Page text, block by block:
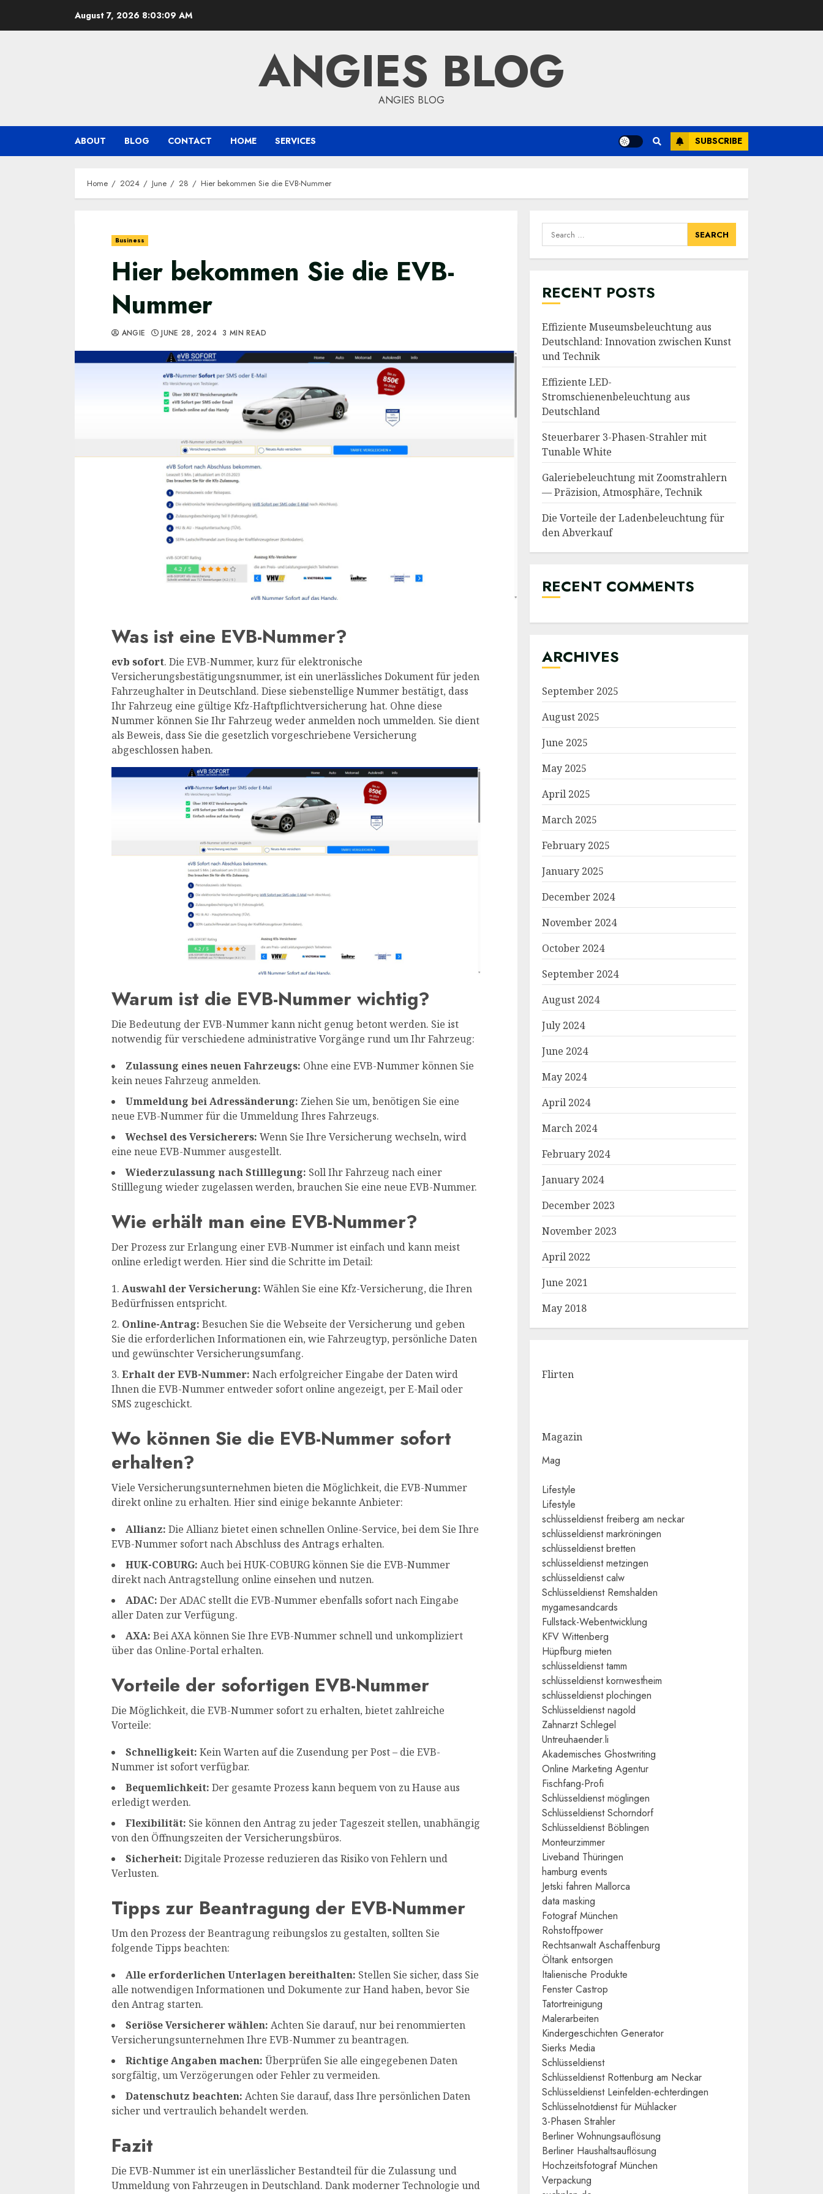
August 7, 2026 8:03:10 AM
ANGIES BLOG
ANGIES BLOG
ABOUT BLOG CONTACT HOME SERVICES SUBSCRIBE
Home 2024 June 28 Hier bekommen Sie die EVB-Nummer
Business
Hier bekommen Sie die EVB-
Nummer
ANGIE JUNE 28, 2024 3 MIN READ
Was ist eine EVB-Nummer?
evb sofort. Die EVB-Nummer, kurz für elektronische
Versicherungsbestätigungsnummer, ist ein unerlässliches Dokument für jeden
Fahrzeughalter in Deutschland. Diese siebenstellige Nummer bestätigt, dass
Ihr Fahrzeug eine gültige Kfz-Haftpflichtversicherung hat. Ohne diese
Nummer können Sie Ihr Fahrzeug weder anmelden noch ummelden. Sie dient
als Beweis, dass Sie die gesetzlich vorgeschriebene Versicherung
abgeschlossen haben.
Warum ist die EVB-Nummer wichtig?
Die Bedeutung der EVB-Nummer kann nicht genug betont werden. Sie ist
notwendig für verschiedene administrative Vorgänge rund um Ihr Fahrzeug:
Zulassung eines neuen Fahrzeugs: Ohne eine EVB-Nummer können Sie
kein neues Fahrzeug anmelden.
Ummeldung bei Adressänderung: Ziehen Sie um, benötigen Sie eine
neue EVB-Nummer für die Ummeldung Ihres Fahrzeugs.
Wechsel des Versicherers: Wenn Sie Ihre Versicherung wechseln, wird
eine neue EVB-Nummer ausgestellt.
Wiederzulassung nach Stilllegung: Soll Ihr Fahrzeug nach einer
Stilllegung wieder zugelassen werden, brauchen Sie eine neue EVB-Nummer.
Wie erhält man eine EVB-Nummer?
Der Prozess zur Erlangung einer EVB-Nummer ist einfach und kann meist
online erledigt werden. Hier sind die Schritte im Detail:
Auswahl der Versicherung: Wählen Sie eine Kfz-Versicherung, die Ihren
Bedürfnissen entspricht.
Online-Antrag: Besuchen Sie die Webseite der Versicherung und geben
Sie die erforderlichen Informationen ein, wie Fahrzeugtyp, persönliche Daten
und gewünschter Versicherungsumfang.
Erhalt der EVB-Nummer: Nach erfolgreicher Eingabe der Daten wird
Ihnen die EVB-Nummer entweder sofort online angezeigt, per E-Mail oder
SMS zugeschickt.
Wo können Sie die EVB-Nummer sofort
erhalten?
Viele Versicherungsunternehmen bieten die Möglichkeit, die EVB-Nummer
direkt online zu erhalten. Hier sind einige bekannte Anbieter:
Allianz: Die Allianz bietet einen schnellen Online-Service, bei dem Sie Ihre
EVB-Nummer sofort nach Abschluss des Antrags erhalten.
HUK-COBURG: Auch bei HUK-COBURG können Sie die EVB-Nummer
direkt nach Antragstellung online einsehen und nutzen.
ADAC: Der ADAC stellt die EVB-Nummer ebenfalls sofort nach Eingabe
aller Daten zur Verfügung.
AXA: Bei AXA können Sie Ihre EVB-Nummer schnell und unkompliziert
über das Online-Portal erhalten.
Vorteile der sofortigen EVB-Nummer
Die Möglichkeit, die EVB-Nummer sofort zu erhalten, bietet zahlreiche
Vorteile:
Schnelligkeit: Kein Warten auf die Zusendung per Post – die EVB-
Nummer ist sofort verfügbar.
Bequemlichkeit: Der gesamte Prozess kann bequem von zu Hause aus
erledigt werden.
Flexibilität: Sie können den Antrag zu jeder Tageszeit stellen, unabhängig
von den Öffnungszeiten der Versicherungsbüros.
Sicherheit: Digitale Prozesse reduzieren das Risiko von Fehlern und
Verlusten.
Tipps zur Beantragung der EVB-Nummer
Um den Prozess der Beantragung reibungslos zu gestalten, sollten Sie
folgende Tipps beachten:
Alle erforderlichen Unterlagen bereithalten: Stellen Sie sicher, dass Sie
alle notwendigen Informationen und Dokumente zur Hand haben, bevor Sie
den Antrag starten.
Seriöse Versicherer wählen: Achten Sie darauf, nur bei renommierten
Versicherungsunternehmen Ihre EVB-Nummer zu beantragen.
Richtige Angaben machen: Überprüfen Sie alle eingegebenen Daten
sorgfältig, um Verzögerungen oder Fehler zu vermeiden.
Datenschutz beachten: Achten Sie darauf, dass Ihre persönlichen Daten
sicher und vertraulich behandelt werden.
Fazit
Die EVB-Nummer ist ein unerlässlicher Bestandteil für die Zulassung und
Ummeldung von Fahrzeugen in Deutschland. Dank moderner Technologie und
Search
for:
RECENT POSTS
Effiziente Museumsbeleuchtung aus
Deutschland: Innovation zwischen Kunst
und Technik
Effiziente LED-
Stromschienenbeleuchtung aus
Deutschland
Steuerbarer 3-Phasen-Strahler mit
Tunable White
Galeriebeleuchtung mit Zoomstrahlern
— Präzision, Atmosphäre, Technik
Die Vorteile der Ladenbeleuchtung für
den Abverkauf
RECENT COMMENTS
ARCHIVES
September 2025
August 2025
June 2025
May 2025
April 2025
March 2025
February 2025
January 2025
December 2024
November 2024
October 2024
September 2024
August 2024
July 2024
June 2024
May 2024
April 2024
March 2024
February 2024
January 2024
December 2023
November 2023
April 2022
June 2021
May 2018
Flirten
Magazin
Mag
Lifestyle
Lifestyle
schlüsseldienst freiberg am neckar
schlüsseldienst markröningen
schlüsseldienst bretten
schlüsseldienst metzingen
schlüsseldienst calw
Schlüsseldienst Remshalden
mygamesandcards
Fullstack-Webentwicklung
KFV Wittenberg
Hüpfburg mieten
schlüsseldienst tamm
schlüsseldienst kornwestheim
schlüsseldienst plochingen
Schlüsseldienst nagold
Zahnarzt Schlegel
Untreuhaender.li
Akademisches Ghostwriting
Online Marketing Agentur
Fischfang-Profi
Schlüsseldienst möglingen
Schlüsseldienst Schorndorf
Schlüsseldienst Böblingen
Monteurzimmer
Liveband Thüringen
hamburg events
Jetski fahren Mallorca
data masking
Fotograf München
Rohstoffpower
Rechtsanwalt Aschaffenburg
Öltank entsorgen
Italienische Produkte
Fenster Castrop
Tatortreinigung
Malerarbeiten
Kindergeschichten Generator
Sierks Media
Schlüsseldienst
Schlüsseldienst Rottenburg am Neckar
Schlüsseldienst Leinfelden-echterdingen
Schlüsselnotdienst für Mühlacker
3-Phasen Strahler
Berliner Wohnungsauflösung
Berliner Haushaltsauflösung
Hochzeitsfotograf München
Verpackung